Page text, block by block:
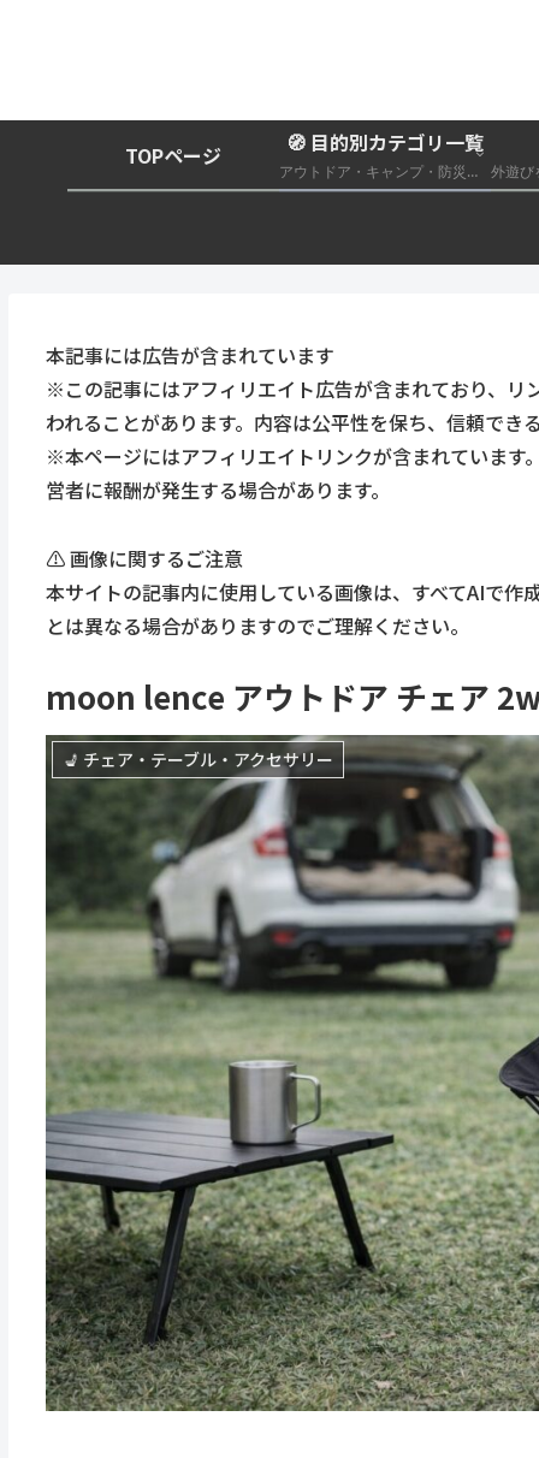
TOPページ 🧭 目的別カテゴリ一覧
アウトドア・キャンプ・防災グッズ総合まとめ
本記事には広告が含まれています
※この記事にはアフィリエイト広告が含まれており、
われることがあります。内容は公平性を保ち、信頼でき
※本ページにはアフィリエイトリンクが含まれています
営者に報酬が発生する場合があります。
⚠️ 画像に関するご注意
本サイトの記事内に使用している画像は、すべてAIで
とは異なる場合がありますのでご理解ください。
moon lence アウトドア チェア
💺 チェア・テーブル・アクセサリー